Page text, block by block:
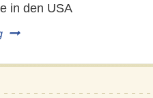
in den USA